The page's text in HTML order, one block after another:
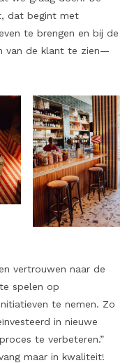
dat begint met
te brengen en bij de
van de klant te zien—
vertrouwen naar de
spelen op
te nemen. Zo
in nieuwe
te verbeteren.”
maar in kwaliteit!